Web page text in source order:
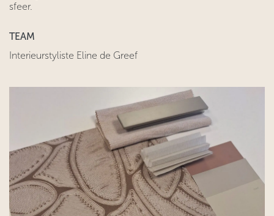
sfeer.
TEAM
Interieurstyliste Eline de Greef